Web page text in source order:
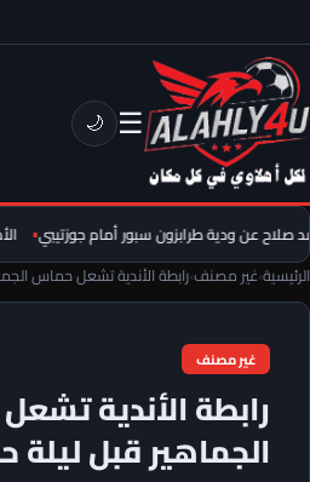
☰
🌙
عن ودية طرابزون سبور أمام جوزتيبي
الرئيسية›غير مصنف›رابطة الأندية تشعل حماس
غير مصنف
رابطة الأندية
الجماهير قبل